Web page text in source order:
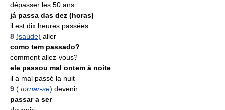
dépasser les 50 ans
já passa das dez (horas)
il est dix heures passées
8 (saúde) aller
como tem passado?
comment allez-vous?
ele passou mal ontem à noite
il a mal passé la nuit
9 ( tornar-se) devenir
passar a ser